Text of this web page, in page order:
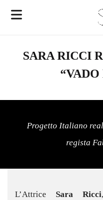
SARA RICCI
Progetto Italiano
regista
L’Attrice Sara Ricci